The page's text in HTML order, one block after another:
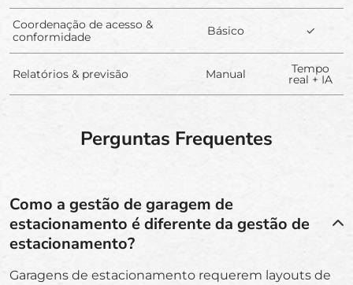
Coordenação de acesso &
conformidade
Básico ✓
Relatórios & previsão Manual Tempo
real + IA
Perguntas Frequentes
Como a gestão de garagem de
estacionamento é diferente da gestão de
estacionamento?
Garagens de estacionamento requerem layouts de